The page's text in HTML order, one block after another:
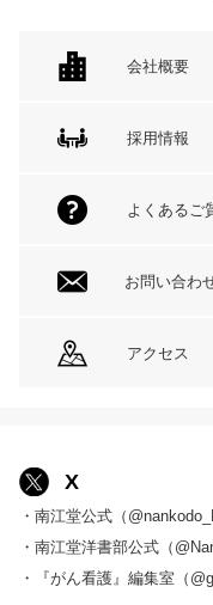
会社概要
採用情報
よくあるご
お問い合わ
アクセス
X
・南江堂公式（
・南江堂洋書部公式（
・『がん看護』編集室（